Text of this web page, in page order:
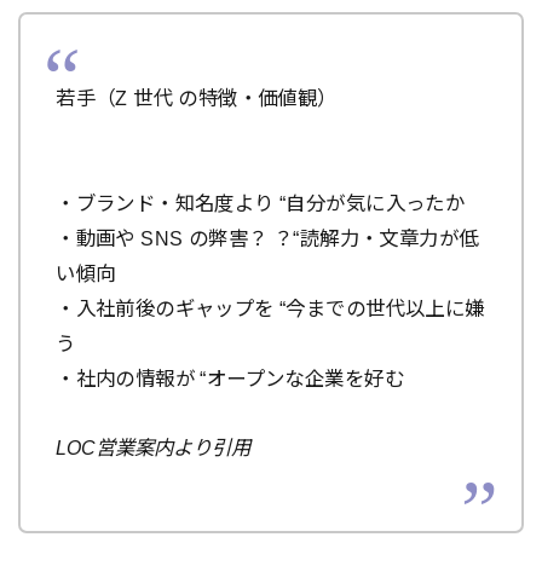
若手（Z 世代 の特徴・価値観）
・ブランド・知名度より “自分が気に入ったか
・動画や SNS の弊害？ ？“読解力・文章力が低
い傾向
・入社前後のギャップを “今までの世代以上に嫌
う
・社内の情報が “オープンな企業を好む
LOC営業案内より引用